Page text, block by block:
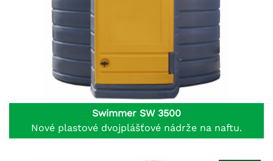
Swimmer SW 3500
Nové plastové dvojplášťové nádrže na naftu.